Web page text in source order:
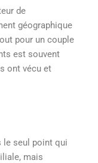
de
géographique
pour un couple
est souvent
ont vécu et
le seul point qui
mais